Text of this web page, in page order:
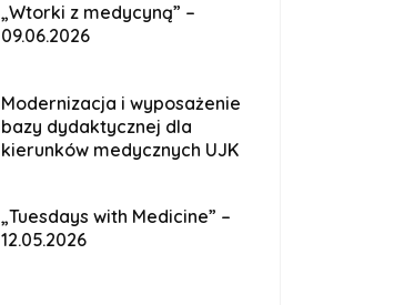
„Wtorki z medycyną” –
09.06.2026
Modernizacja i wyposażenie
bazy dydaktycznej dla
kierunków medycznych UJK
„Tuesdays with Medicine” –
12.05.2026